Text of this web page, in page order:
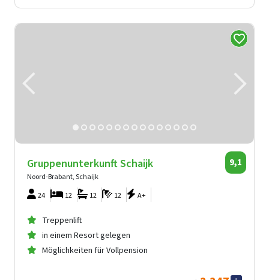
Gruppenunterkunft Schaijk
Noord-Brabant, Schaijk
9,1
24 12
12 A+
12
Treppenlift
in einem Resort gelegen
Möglichkeiten für Vollpension